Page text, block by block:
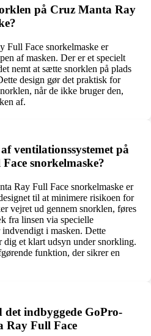
på Cruz Manta Ray
Full Face snorkelmaske er
af masken. Der er et specielt
nemt at sætte snorklen på plads
design gør det praktisk for
når de ikke bruger den,
af.
ventilationssystemet på
snorkelmaske?
Ray Full Face snorkelmaske er
til at minimere risikoen for
vejret ud gennem snorklen, føres
fra linsen via specielle
i masken. Dette
et klart udsyn under snorkling.
funktion, der sikrer en
indbyggede GoPro-
Ray Full Face